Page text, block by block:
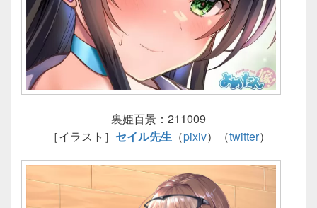
裏姫百景：211009
［イラスト］ セイル先生（pixiv）（twitter）